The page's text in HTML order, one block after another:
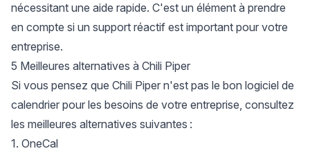
nécessitant une aide rapide. C'est un élément à prendre
en compte si un support réactif est important pour votre
entreprise.
5 Meilleures alternatives à Chili Piper
Si vous pensez que Chili Piper n'est pas le bon logiciel de
calendrier pour les besoins de votre entreprise, consultez
les meilleures alternatives suivantes :
1. OneCal